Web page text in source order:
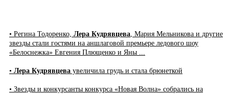
• Регина Тодоренко, Лера Кудрявцева, Мария Мельникова и другие
звезды стали гостями на аншлаговой премьере ледового шоу
«Белоснежка» Евгения Плющенко и Яны ...
• Лера Кудрявцева увеличила грудь и стала брюнеткой
• Звезды и конкурсанты конкурса «Новая Волна» собрались на